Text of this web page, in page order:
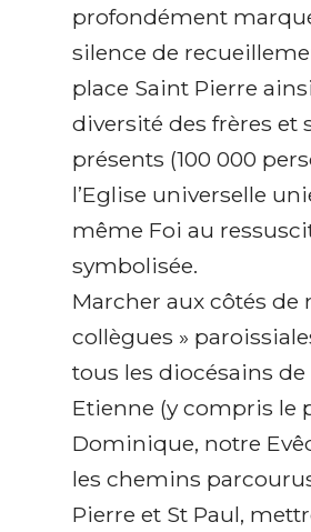
profondément
silence de
place Saint Pierre
diversité des frères et
présents (100 000
l’Eglise universelle
même Foi au
symbolisée.
Marcher aux côtés de
collègues »
tous les diocésains de
Etienne (y compris le
Dominique, notre
les chemins
Pierre et St Paul,